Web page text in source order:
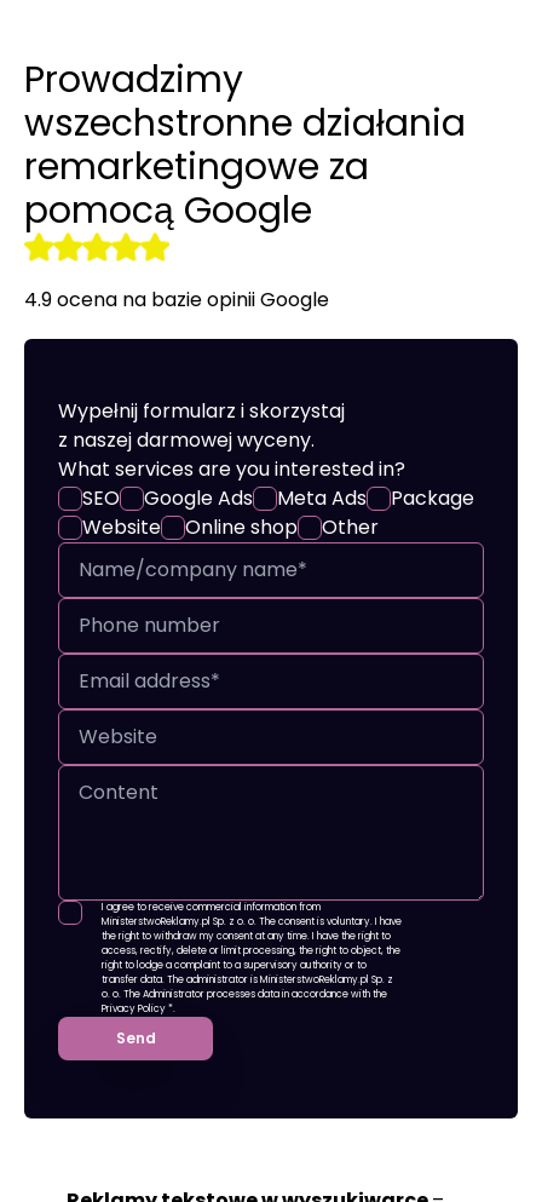
tools
Prowadzimy
wszechstronne działania
remarketingowe za
pomocą Google
4.9 ocena na bazie opinii Google
Wypełnij formularz i skorzystaj
z naszej darmowej wyceny.
What services are you interested in?
SEO
Google Ads Meta Ads
Package
Website
Online shop Other
I agree to receive commercial information from
MinisterstwoReklamy.pl Sp. z o. o. The consent is voluntary. I have
the right to withdraw my consent at any time. I have the right to
access, rectify, delete or limit processing, the right to object, the
right to lodge a complaint to a supervisory authority or to
transfer data. The administrator is MinisterstwoReklamy.pl Sp. z
o. o. The Administrator processes data in accordance withthe
Privacy Policy*.
Send